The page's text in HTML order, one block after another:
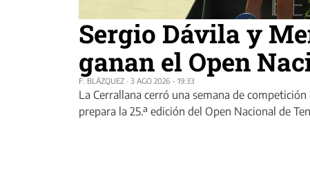
Sergio Dávila y
ganan el Open
F. BLÁZQUEZ · 3 AGO 2026 - 19:33
La Cerrallana cerró una semana de
prepara la 25.ª edición del Open Nacional de